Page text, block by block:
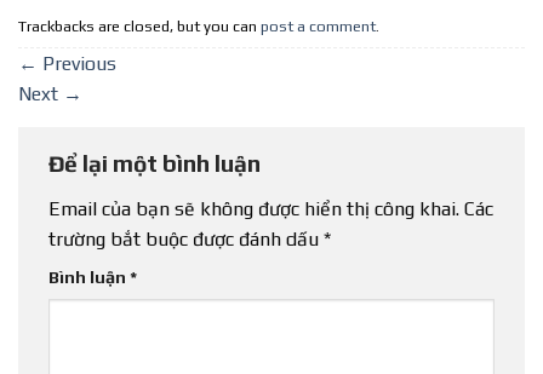
Trackbacks are closed, but you can post a comment.
← Previous
Next →
Để lại một bình luận
Email của bạn sẽ không được hiển thị công khai. Các
trường bắt buộc được đánh dấu *
Bình luận *